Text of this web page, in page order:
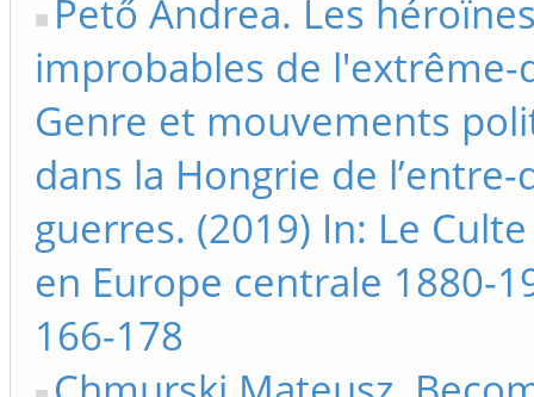
Pető Andrea. Les
improbables de l'extrême-
Genre et mouvements
dans la Hongrie de l’entre-
guerres. (2019) In: Le
en Europe centrale 1880-
166-178